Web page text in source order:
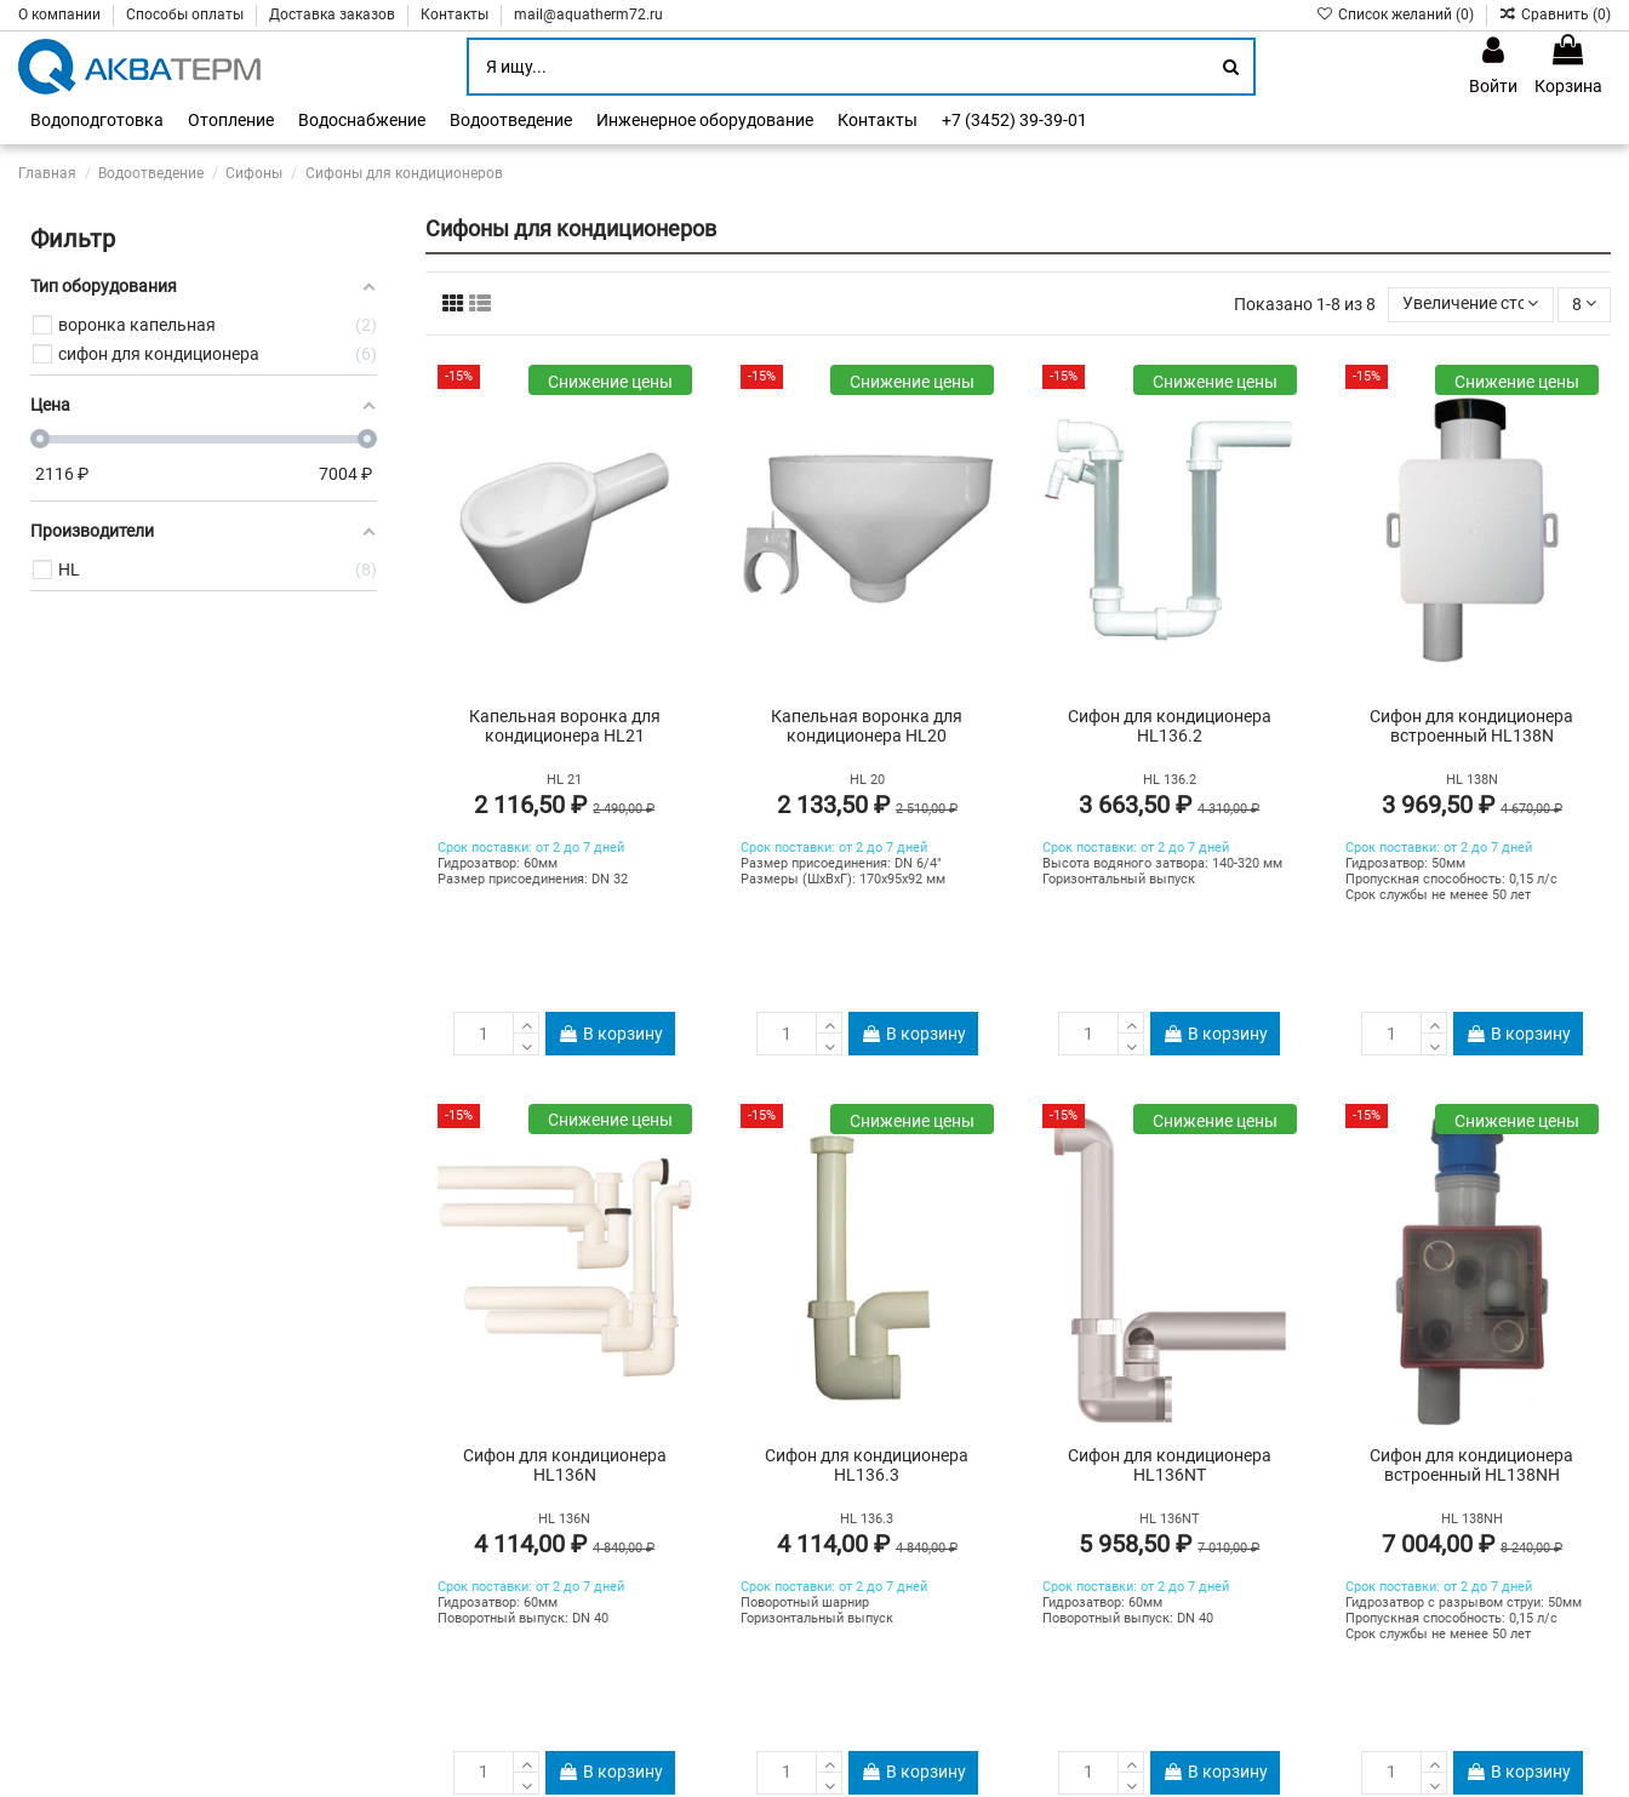
О компании Способы оплаты Доставка заказов Контакты mail@aquatherm72.ru Список желаний (0) Сравнить (0)
Войти
Корзина
Водоподготовка
Отопление Водоснабжение Водоотведение Инженерное оборудование Контакты +7 (3452) 39-39-01
Главная Водоотведение Сифоны Сифоны для кондиционеров
Сифоны для кондиционеров
Показано 1-8 из 8 Увеличение стоимости
8
Снижение цены
-15%
Капельная воронка для
кондиционера HL21
HL 21
2 116,50 ₽2 490,00 ₽
Срок поставки: от 2 до 7 дней
Гидрозатвор: 60мм
Размер присоединения: DN 32
В корзину
Снижение цены
-15%
Капельная воронка для
кондиционера HL20
HL 20
2 133,50 ₽2 510,00 ₽
Срок поставки: от 2 до 7 дней
Размер присоединения: DN 6/4"
Размеры (ШхВхГ): 170х95х92 мм
В корзину
Снижение цены
-15%
Сифон для кондиционера
HL136.2
HL 136.2
3 663,50 ₽4 310,00 ₽
Срок поставки: от 2 до 7 дней
Высота водяного затвора: 140-320 мм
Горизонтальный выпуск
В корзину
Снижение цены
-15%
Сифон для кондиционера
встроенный HL138N
HL 138N
3 969,50 ₽4 670,00 ₽
Срок поставки: от 2 до 7 дней
Гидрозатвор: 50мм
Пропускная способность: 0,15 л/с
Срок службы не менее 50 лет
В корзину
Снижение цены
-15%
Сифон для кондиционера
HL136N
HL 136N
4 114,00 ₽4 840,00 ₽
Срок поставки: от 2 до 7 дней
Гидрозатвор: 60мм
Поворотный выпуск: DN 40
В корзину
Снижение цены
-15%
Сифон для кондиционера
HL136.3
HL 136.3
4 114,00 ₽4 840,00 ₽
Срок поставки: от 2 до 7 дней
Поворотный шарнир
Горизонтальный выпуск
В корзину
Снижение цены
-15%
Сифон для кондиционера
HL136NT
HL 136NT
5 958,50 ₽7 010,00 ₽
Срок поставки: от 2 до 7 дней
Гидрозатвор: 60мм
Поворотный выпуск: DN 40
В корзину
Снижение цены
-15%
Сифон для кондиционера
встроенный HL138NH
HL 138NH
7 004,00 ₽8 240,00 ₽
Срок поставки: от 2 до 7 дней
Гидрозатвор с разрывом струи: 50мм
Пропускная способность: 0,15 л/с
Срок службы не менее 50 лет
В корзину
Фильтр
Тип оборудования
воронка капельная
2
сифон для кондиционера
6
Цена
2116₽ 7004₽
Производители
HL
8